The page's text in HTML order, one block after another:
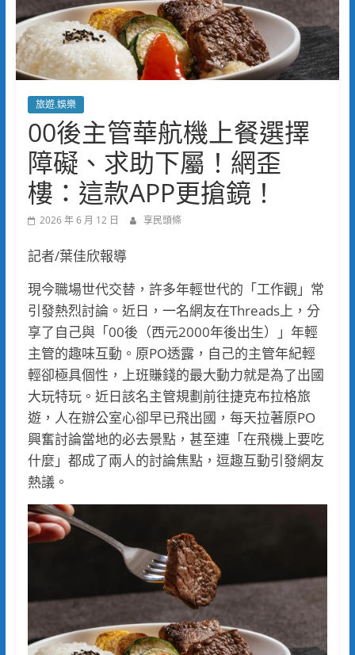
旅遊.娛樂
00後主管華航機上餐選擇
障礙、求助下屬！網歪
樓：這款APP更搶鏡！
2026 年 6 月 12 日 享民頭條
記者/葉佳欣報導
現今職場世代交替，許多年輕世代的「工作觀」常
引發熱烈討論。近日，一名網友在Threads上，分
享了自己與「00後（西元2000年後出生）」年輕
主管的趣味互動。原PO透露，自己的主管年紀輕
輕卻極具個性，上班賺錢的最大動力就是為了出國
大玩特玩。近日該名主管規劃前往捷克布拉格旅
遊，人在辦公室心卻早已飛出國，每天拉著原PO
興奮討論當地的必去景點，甚至連「在飛機上要吃
什麼」都成了兩人的討論焦點，逗趣互動引發網友
熱議。